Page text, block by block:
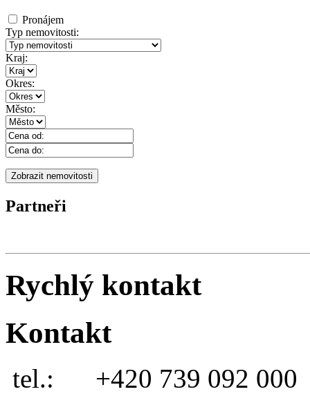
Pronájem
Typ nemovitosti:
Kraj:
Okres:
Město:
Partneři
Rychlý kontakt
Kontakt
tel.: +420 739 092 000